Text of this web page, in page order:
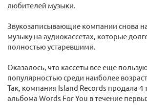
любителей музыки.
Звукозаписывающие компании снова
музыку на аудиокассетах, которые
полностью устаревшими.
Оказалось, что кассеты все еще
популярностью среди наиболее
Так, компания Island Records продала 4
альбома Words For You в течение